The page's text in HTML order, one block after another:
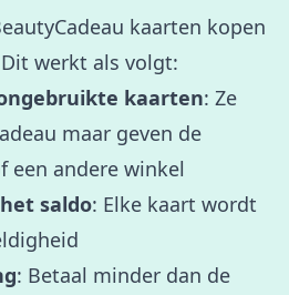
kaarten kopen
werkt als volgt:
kaarten: Ze
maar geven de
een andere winkel
saldo: Elke kaart wordt
: Betaal minder dan de